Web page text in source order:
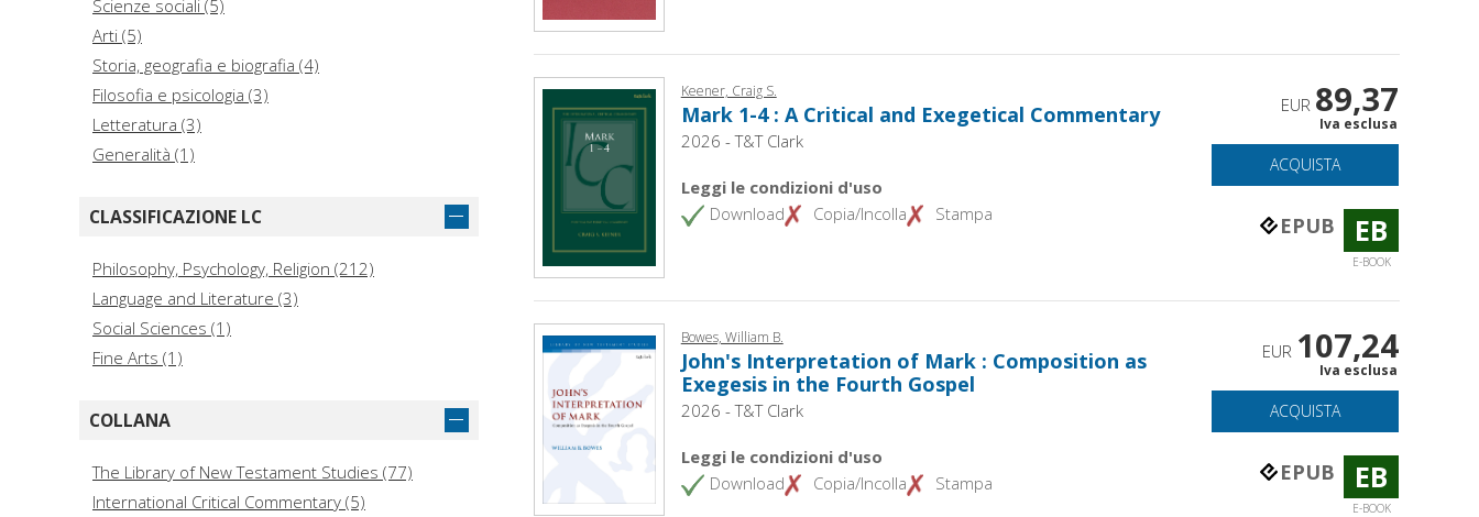
Trotta Editorial (2)
EUNSA - Ediciones Universidad de Navarra (2)
If Press (1)
TAB edizioni (1)
Scienze sociali (5)
Arti (5)
Storia, geografia e biografia (4)
Filosofia e psicologia (3)
Letteratura (3)
Generalità (1)
CLASSIFICAZIONE LC
Philosophy, Psychology, Religion (212)
Language and Literature (3)
Social Sciences (1)
Fine Arts (1)
COLLANA
The Library of New Testament Studies (77)
International Critical Commentary (5)
Keener, Craig S.
Mark 1-4 : A Critical and Exegetical Commentary
2026 - T&T Clark
Leggi le condizioni d'uso
Download
Copia/Incolla Stampa
EUR 89,37
Iva esclusa
ACQUISTA
EPUB EB
E-BOOK
Bowes, William B.
John's Interpretation of Mark : Composition as
Exegesis in the Fourth Gospel
2026 - T&T Clark
Leggi le condizioni d'uso
Download
Copia/Incolla Stampa
EUR 107,24
Iva esclusa
ACQUISTA
EPUB EB
E-BOOK